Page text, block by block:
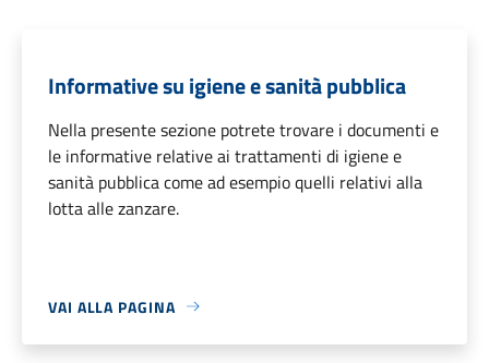
Informative su igiene e sanità pubblica
Nella presente sezione potrete trovare i documenti e
le informative relative ai trattamenti di igiene e
sanità pubblica come ad esempio quelli relativi alla
lotta alle zanzare.
VAI ALLA PAGINA